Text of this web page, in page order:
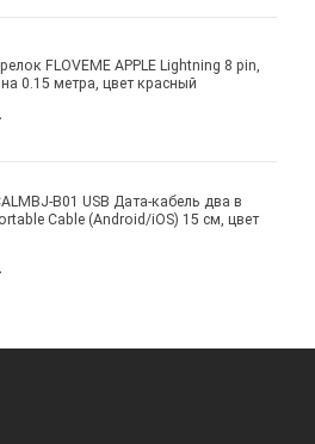
FLOVEME APPLE Lightning 8 pin,
0.15 метра, цвет красный
B01 USB Дата-кабель два в
Cable (Android/iOS) 15 см, цвет